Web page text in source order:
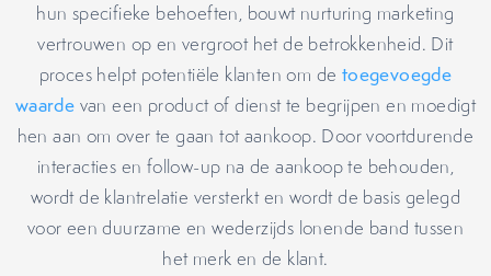
hun specifieke behoeften, bouwt nurturing marketing
vertrouwen op en vergroot het de betrokkenheid. Dit
proces helpt potentiële klanten om de toegevoegde
waarde van een product of dienst te begrijpen en moedigt
hen aan om over te gaan tot aankoop. Door voortdurende
interacties en follow-up na de aankoop te behouden,
wordt de klantrelatie versterkt en wordt de basis gelegd
voor een duurzame en wederzijds lonende band tussen
het merk en de klant.